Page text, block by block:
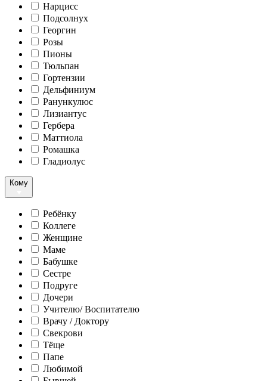
Нарцисс
Подсолнух
Георгин
Розы
Пионы
Тюльпан
Гортензии
Дельфиниум
Ранункулюс
Лизиантус
Гербера
Маттиола
Ромашка
Гладиолус
Кому
Ребёнку
Коллеге
Женщине
Маме
Бабушке
Сестре
Подруге
Дочери
Учителю/ Воспитателю
Врачу / Доктору
Свекрови
Тёще
Папе
Любимой